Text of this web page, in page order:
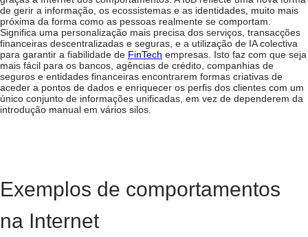
de gerir a informação, os ecossistemas e as identidades, muito mais
próxima da forma como as pessoas realmente se comportam.
Significa uma personalização mais precisa dos serviços, transacções
financeiras descentralizadas e seguras, e a utilização de IA colectiva
para garantir a fiabilidade de FinTech empresas. Isto faz com que seja
mais fácil para os bancos, agências de crédito, companhias de
seguros e entidades financeiras encontrarem formas criativas de
aceder a pontos de dados e enriquecer os perfis dos clientes com um
único conjunto de informações unificadas, em vez de dependerem da
introdução manual em vários silos.
Exemplos de comportamentos
na Internet